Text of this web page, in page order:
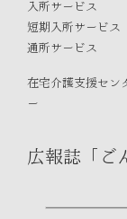
入所サービス
短期入所サービス
通所サービス
在宅介護支援セン
ー
広報誌「ご